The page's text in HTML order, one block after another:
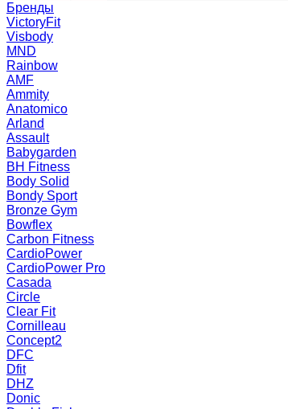
Бренды
VictoryFit
Visbody
MND
Rainbow
AMF
Ammity
Anatomico
Arland
Assault
Babygarden
BH Fitness
Body Solid
Bondy Sport
Bronze Gym
Bowflex
Carbon Fitness
CardioPower
CardioPower Pro
Casada
Circle
Clear Fit
Cornilleau
Concept2
DFC
Dfit
DHZ
Donic